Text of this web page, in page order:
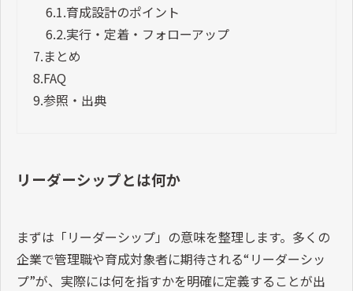
6.1.育成設計のポイント
6.2.実行・定着・フォローアップ
7.まとめ
8.FAQ
9.参照・出典
リーダーシップとは何か
まずは「リーダーシップ」の意味を整理します。多くの
企業で管理職や育成対象者に期待される“リーダーシッ
プ”が、実際には何を指すかを明確に定義することが出